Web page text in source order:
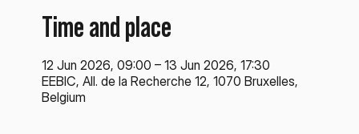
Time and place
12 Jun 2026, 09:00 – 13 Jun 2026, 17:30
EEBIC, All. de la Recherche 12, 1070 Bruxelles,
Belgium